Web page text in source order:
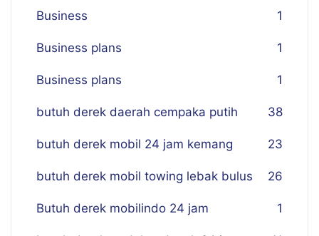
Business 1
Business plans 1
Business plans 1
butuh derek daerah cempaka putih 38
butuh derek mobil 24 jam kemang 23
butuh derek mobil towing lebak bulus 26
Butuh derek mobilindo 24 jam 1